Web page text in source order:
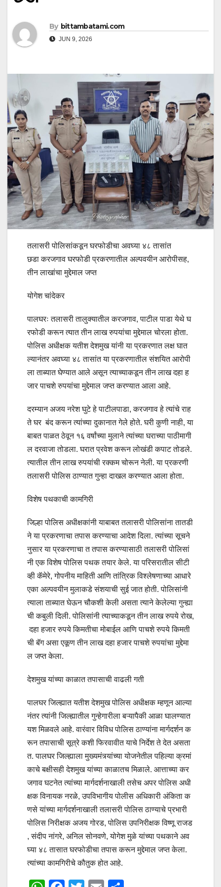
By bittambatami.com
JUN 9, 2026
तलासरी पोलिसांकडून घरफोडीचा अवघ्या ४८ तासांत
छडा करजगाव घरफोडी प्रकरणातील अल्पवयीन आरोपीसह,
तीन लाखांचा मुद्देमाल जप्त
योगेश चांदेकर
पालघरः तलासरी तालुक्यातील करजगाव, पाटील पाडा येथे घ
रफोडी करून त्यात तीन लाख रुपयांचा मुद्देमाल चोरला होता.
पोलिस अधीक्षक यतीश देशमुख यांनी या प्रकरणात लक्ष घात
ल्यानंतर अवघ्या ४८ तासांत या प्रकरणातील संशयित आरोपी
ला ताब्यात घेण्यात आले असून त्याच्याकडून तीन लाख दहा ह
जार पाचशे रुपयांचा मुद्देमाल जप्त करण्यात आला आहे.
दरम्यान अजय नरेश घुटे हे पाटीलपाडा, करजगाव हे त्यांचे राह
ते घर बंद करून त्यांच्या दुकानात गेले होते. घरी कुणी नाही, या
बाबत पाळत ठेवून १६ ‍वर्षांच्या मुलाने त्यांच्या घराच्या पाठीमागी
ल दरवाजा तोडला. घरात प्रवेश करून लोखंडी कपाट तोडले.
त्यातील तीन लाख रुपयांची रक्कम चोरून नेली. या प्रकरणी
तलासरी पोलिस ठाण्यात गुन्हा दाखल करण्यात आला होता.
विशेष पथकाची कामगिरी
जिल्हा पोलिस अधीक्षकांनी याबाबत तलासरी पोलिसांना तातडी
ने या प्रकरणाचा तपास करण्याचा आदेश दिला. त्यांच्या सूचने
नुसार या प्रकरणाचा त तपास करण्यासाठी तलासरी पोलिसां
नी एक विशेष पोलिस पथक तयार केले. या परिसरातील सीटी
व्ही कॅमेरे, गोपनीय माहिती आणि तांत्रिक विश्लेषणाच्या आधारे
एका अल्पवयीन मुलाकडे संशयाची सुई जात होती. पोलिसांनी
त्याला ताब्यात घेऊन चौकशी केली असता त्याने केलेल्या गुन्ह्या
ची कबुली दिली. पोलिसांनी त्याच्याकडून तीन लाख रुपये रोख,
दहा हजार रुपये किमतीचा मोबाईल आणि पाचशे रुपये किमती
ची बॅग असा एकूण तीन लाख दहा हजार पाचशे रुपयांचा मुद्देमा
ल जप्त केला.
देशमुख यांच्या काळात तपासाची वाढली गती
पालघर जिल्ह्यात यतीश देशमुख पोलिस अधीक्षक म्हणून आल्या
नंतर त्यांनी जिल्ह्यातील गुन्हेगारीला बऱ्यापैकी आळा घालण्यात
यश मिळवले आहे. वारंवार विविध पोलिस ठाण्यांना मार्गदर्शन क
रून तपासाची सूत्रे कशी फिरवावीत याचे निर्देश ते देत असता
त. पालघर जिल्ह्याला मुख्यमंत्र्यांच्या योजनेतील पहिल्या क्रमां
काचे बक्षीसही देशमुख यांच्या काळातच मिळाले. आत्ताच्या कर
जगाव घटनेत त्यांच्या मार्गदर्शनाखाली तसेच अपर पोलिस अधी
क्षक विनायक नरळे, उपविभागीय पोलीस अधिकारी अंकिता क
णसे यांच्या मार्गदर्शनाखाली तलासरी पोलिस ठाण्याचे प्रभारी
पोलिस निरीक्षक अजय गोरड, पोलिस उपनिरीक्षक विष्णू राजड
, संदीप नांगरे, अनिल सोनवणे, योगेश मुळे यांच्या पथकाने अव
घ्या ४८ तासात घरफोडीचा तपास करून मुद्देमाल जप्त केला.
त्यांच्या कामगिरीचे कौतुक होत आहे.